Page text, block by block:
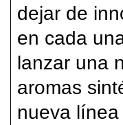
dejar de
en cada
lanzar una
aromas
nueva